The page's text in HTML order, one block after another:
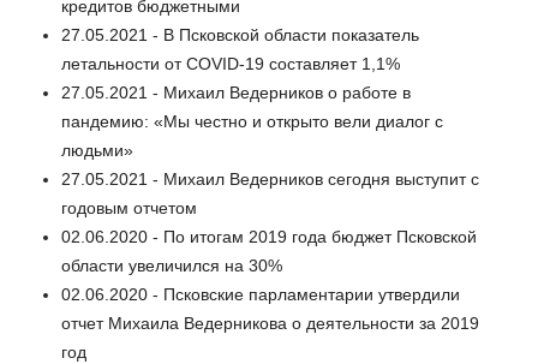
кредитов бюджетными
27.05.2021 - В Псковской области показатель
летальности от COVID-19 составляет 1,1%
27.05.2021 - Михаил Ведерников о работе в
пандемию: «Мы честно и открыто вели диалог с
людьми»
27.05.2021 - Михаил Ведерников сегодня выступит с
годовым отчетом
02.06.2020 - По итогам 2019 года бюджет Псковской
области увеличился на 30%
02.06.2020 - Псковские парламентарии утвердили
отчет Михаила Ведерникова о деятельности за 2019
год